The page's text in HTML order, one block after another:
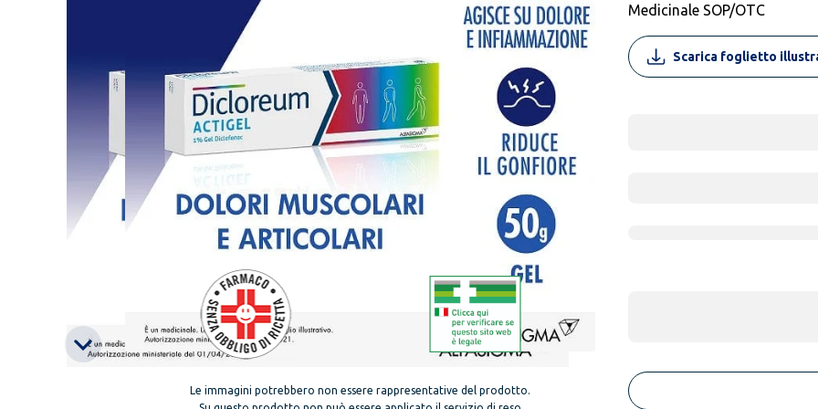
Le immagini potrebbero non essere rappresentative del prodotto.
Medicinale SOP/OTC
Scarica foglietto